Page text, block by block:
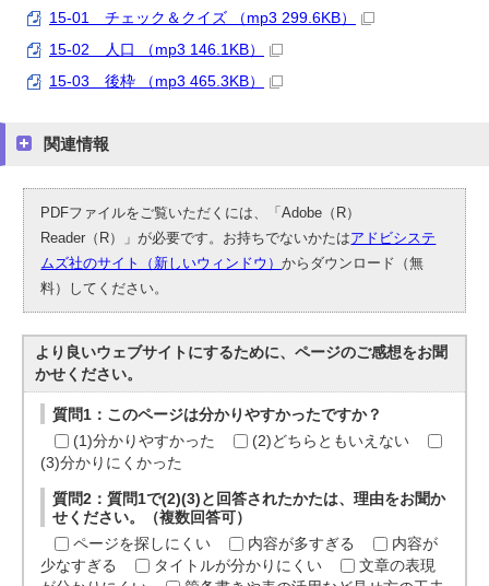
15-01 チェック＆クイズ （mp3 299.6KB）
15-02 人口 （mp3 146.1KB）
15-03 後枠 （mp3 465.3KB）
関連情報
PDFファイルをご覧いただくには、「Adobe（R）
Reader（R）」が必要です。お持ちでないかたはアドビシステ
ムズ社のサイト（新しいウィンドウ）からダウンロード（無
料）してください。
より良いウェブサイトにするために、ページのご感想をお聞
かせください。
質問1：このページは分かりやすかったですか？
(1)分かりやすかった
(2)どちらともいえない
(3)分かりにくかった
質問2：質問1で(2)(3)と回答されたかたは、理由をお聞か
せください。（複数回答可）
ページを探しにくい
内容が多すぎる
内容が
少なすぎる
タイトルが分かりにくい
文章の表現